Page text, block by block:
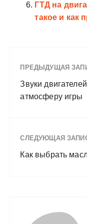
ГТД на
такое и как
ПРЕДЫДУЩАЯ
Звуки
атмосферу игры
СЛЕДУЮЩАЯ
Как выбрать